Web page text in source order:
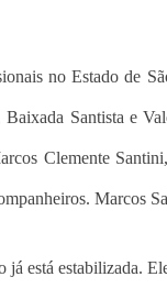
no Estado de
Santista e
Clemente
Marcos
já está estabilizada.